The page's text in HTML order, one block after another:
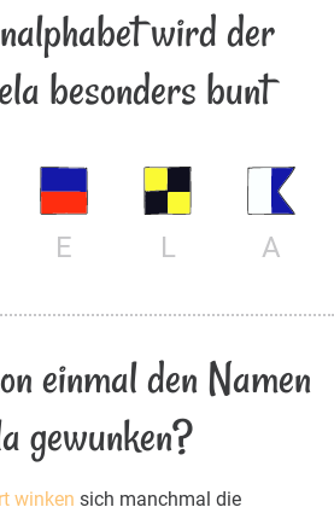
wird der
besonders bunt
E L A
einmal den Namen
gewunken?
winken sich manchmal die